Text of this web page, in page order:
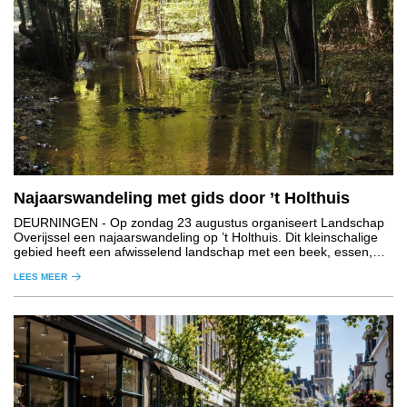
Najaarswandeling met gids door ’t Holthuis
DEURNINGEN - Op zondag 23 augustus organiseert Landschap
Overijssel een najaarswandeling op ’t Holthuis. Dit kleinschalige
gebied heeft een afwisselend landschap met een beek, essen,
LEES MEER